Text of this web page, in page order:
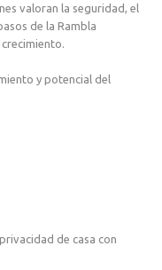
valoran la seguridad, el
de la Rambla
y potencial del
de casa con